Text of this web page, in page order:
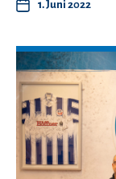
1. Juni 2022